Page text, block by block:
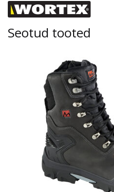
Seotud tooted